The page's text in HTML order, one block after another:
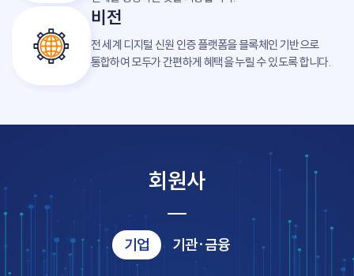
비전
전 세계 디지털 신원 인증 플랫폼을 블록체인 기반으로
통합하여 모두가 간편하게 혜택을 누릴 수 있도록 합니다.
회원사
기업 기관·금융